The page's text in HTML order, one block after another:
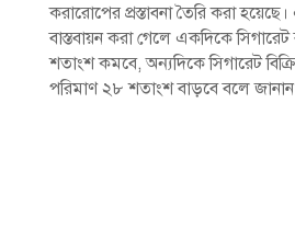
করারোপের প্রস্তাবনা তৈরি করা
বাস্তবায়ন করা গেলে একদিকে সিগারেট
শতাংশ কমবে, অন্যদিকে সিগারেট
পরিমাণ ২৮ শতাংশ বাড়বে বলে জানান